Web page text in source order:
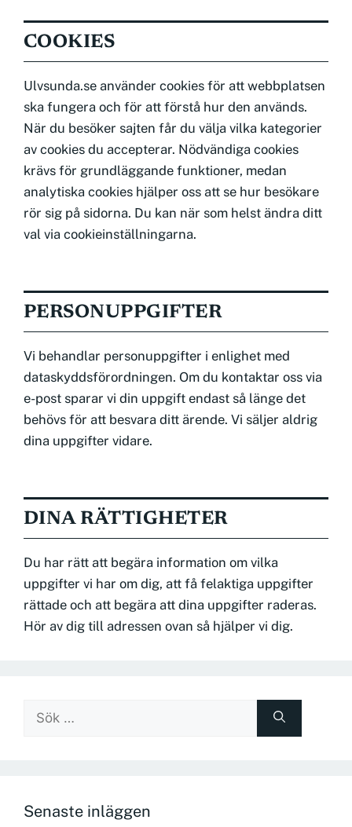
COOKIES
Ulvsunda.se använder cookies för att webbplatsen
ska fungera och för att förstå hur den används.
När du besöker sajten får du välja vilka kategorier
av cookies du accepterar. Nödvändiga cookies
krävs för grundläggande funktioner, medan
analytiska cookies hjälper oss att se hur besökare
rör sig på sidorna. Du kan när som helst ändra ditt
val via cookieinställningarna.
PERSONUPPGIFTER
Vi behandlar personuppgifter i enlighet med
dataskyddsförordningen. Om du kontaktar oss via
e-post sparar vi din uppgift endast så länge det
behövs för att besvara ditt ärende. Vi säljer aldrig
dina uppgifter vidare.
DINA RÄTTIGHETER
Du har rätt att begära information om vilka
uppgifter vi har om dig, att få felaktiga uppgifter
rättade och att begära att dina uppgifter raderas.
Hör av dig till adressen ovan så hjälper vi dig.
Sök
Senaste inläggen